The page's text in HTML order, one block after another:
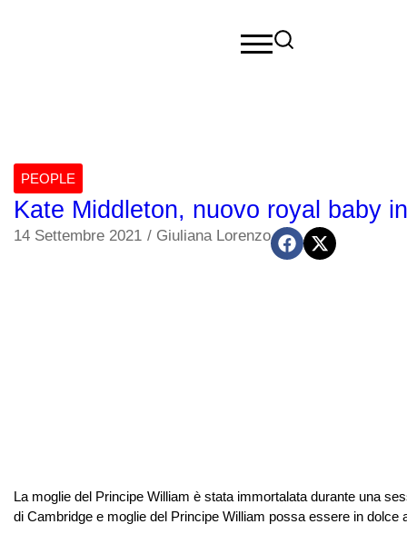
PEOPLE
Kate Middleton, nuovo royal baby
14 Settembre 2021 / Giuliana Lorenzo
La moglie del Principe William è stata immortalata durante una
di Cambridge e moglie del Principe William possa essere in